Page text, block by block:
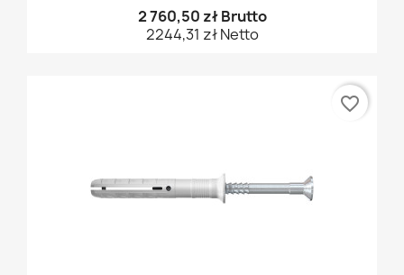
2 760,50 zł Brutto
2244,31 zł Netto
favorite_border